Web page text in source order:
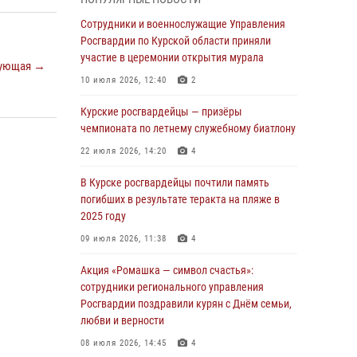
→
Росгвардейцы в Курске проверили работу
ЧОП в детских оздоровительных лагерях
05 августа 2026, 09:51 2
При содействии спецназа Росгвардии в
партии наркотиков
04 августа 2026, 12:52
Курской области проверили 85 владельцев
оружия
04 августа 2026, 07:00
прошедшую неделю совершили 297 выездов
по сигналу «тревога»
03 августа 2026, 09:46
За прошедшую неделю росгвардейцы
Сотрудники и военнослужащие Управления
Росгвардии по Курской области приняли
участие в церемонии открытия мурала
10 июля 2026, 12:40 2
Курские росгвардейцы — призёры
чемпионата по летнему служебному биатлону
22 июля 2026, 14:20 4
В Курске росгвардейцы почтили память
погибших в результате теракта на пляже в
2025 году
09 июля 2026, 11:38 4
Акция «Ромашка — символ счастья»:
сотрудники регионального управления
Росгвардии поздравили курян с Днём семьи,
любви и верности
08 июля 2026, 14:45 4